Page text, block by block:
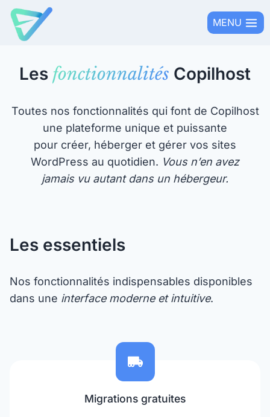
Aller
contenu
MENU
Les fonctionnalités Copilhost
Toutes nos fonctionnalités qui font de Copilhost
une plateforme unique et puissante
pour créer, héberger et gérer vos sites
WordPress au quotidien. Vous n’en avez
jamais vu autant dans un hébergeur.
Les essentiels
Nos fonctionnalités indispensables disponibles
dans une interface moderne et intuitive.
Migrations gratuites